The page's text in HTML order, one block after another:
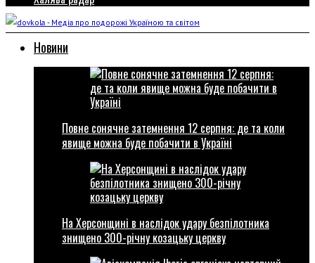
Новини
Повне сонячне затемнення 12 серпня: де та коли
явище можна буде побачити в Україні
На Херсонщині в наслідок удару безпілотника
знищено 300-річну козацьку церкву